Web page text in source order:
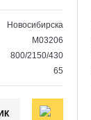
Новосибирска
M03206
800/2150/430
65